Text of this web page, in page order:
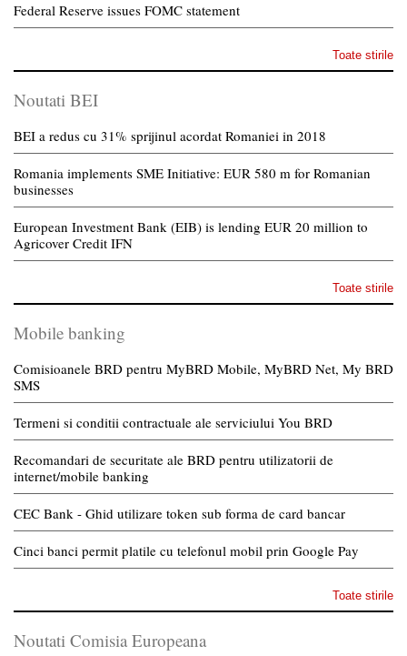
Federal Reserve issues FOMC statement
Toate stirile
Noutati BEI
BEI a redus cu 31% sprijinul acordat Romaniei in 2018
Romania implements SME Initiative: EUR 580 m for Romanian
businesses
European Investment Bank (EIB) is lending EUR 20 million to
Agricover Credit IFN
Toate stirile
Mobile banking
Comisioanele BRD pentru MyBRD Mobile, MyBRD Net, My BRD
SMS
Termeni si conditii contractuale ale serviciului You BRD
Recomandari de securitate ale BRD pentru utilizatorii de
internet/mobile banking
CEC Bank - Ghid utilizare token sub forma de card bancar
Cinci banci permit platile cu telefonul mobil prin Google Pay
Toate stirile
Noutati Comisia Europeana